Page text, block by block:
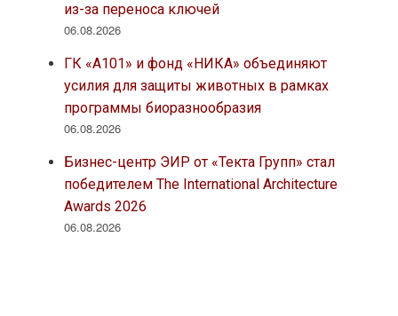
из-за переноса ключей
06.08.2026
ГК «А101» и фонд «НИКА» объединяют
усилия для защиты животных в рамках
программы биоразнообразия
06.08.2026
Бизнес-центр ЭИР от «Текта Групп» стал
победителем The International Architecture
Awards 2026
06.08.2026